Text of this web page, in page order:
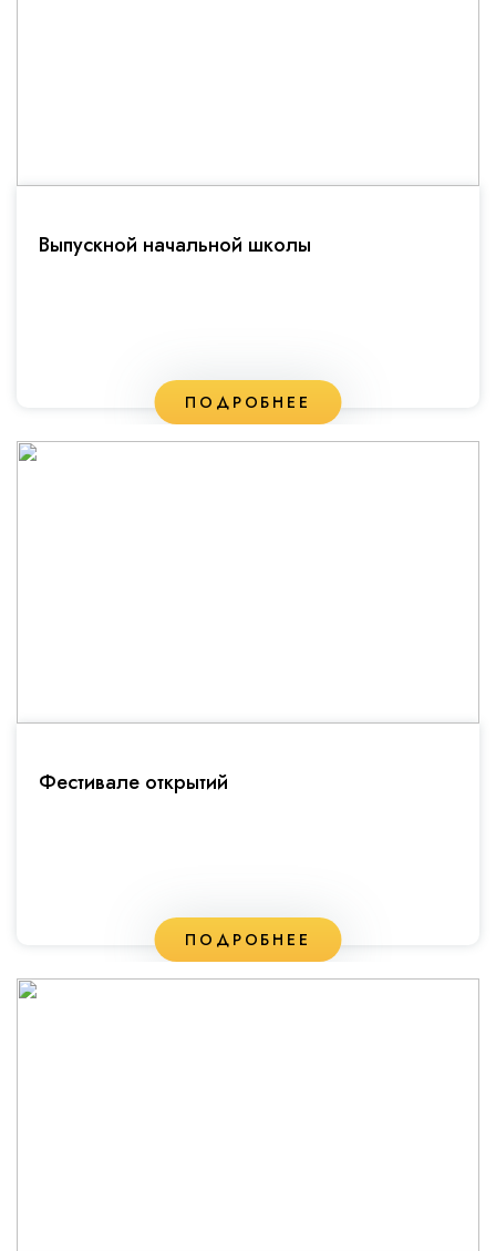
Выпускной начальной школы
ПОДРОБНЕЕ
Фестивале открытий
ПОДРОБНЕЕ